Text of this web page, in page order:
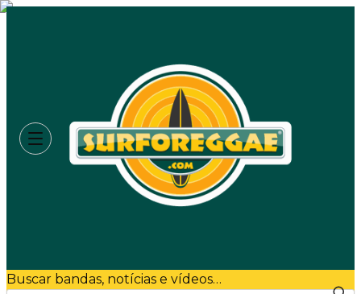
Buscar bandas, notícias e vídeos…